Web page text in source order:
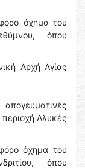
όχημα του
όπου
Αρχή Αγίας
Αλυκές
όχημα του
όπου